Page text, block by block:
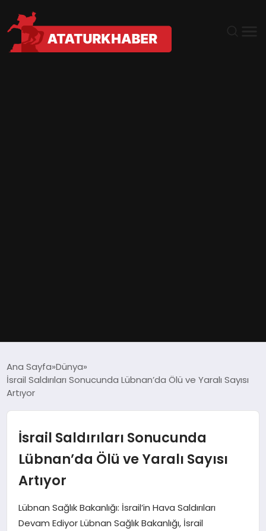
DÜNYA
MAGAZIN
SAĞLIK
Ana Sayfa Dünya
İsrail Saldırıları Sonucunda Lübnan’da Ölü ve Yaralı Sayısı
Artıyor
İsrail Saldırıları Sonucunda
Lübnan’da Ölü ve Yaralı Sayısı
Artıyor
Lübnan Sağlık Bakanlığı: İsrail’in Hava Saldırıları
Devam Ediyor Lübnan Sağlık Bakanlığı, İsrail